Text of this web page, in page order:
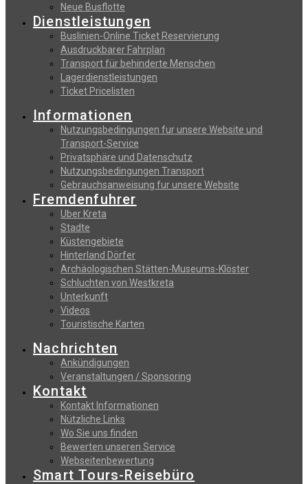
Neue Busflotte
Dienstleistungen
Buslinien-Online Ticket Reservierung
Αusdruckbarer Fahrplan
Transport für behinderte Menschen
Lagerdienstleistungen
Ticket Pricelisten
Informationen
Nutzungsbedingungen fur unsere Website und
Transport-Service
Privatsphäre und Datenschutz
Nutzungsbedingungen Transport
Gebrauchsanweisung fur unsere Website
Fremdenfuhrer
Uber Kreta
Stadte
Küstengebiete
Hinterland Dörfer
Archäologischen Stätten-Museums-Klöster
Schluchten von Westkreta
Unterkunft
Videos
Touristische Karten
Nachrichten
Ankündigungen
Veranstaltungen / Sponsoring
Kontakt
Kontakt Informationen
Nützliche Links
Wo Sie uns finden
Bewerten unseren Service
Webseitenbewertung
Smart Tours-Reisebüro